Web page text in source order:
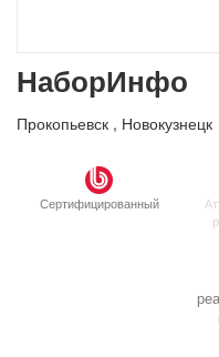
НаборИнфо
Прокопьевск , Новокузнецк
Сертифицированный